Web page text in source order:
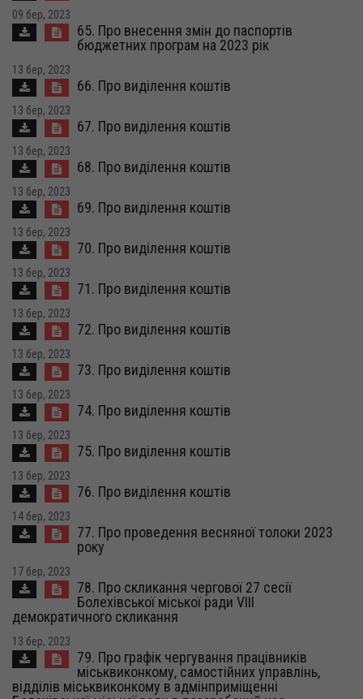
09 бер, 2023
65. Про внесення змін до паспортів
бюджетних програм на 2023 рік
13 бер, 2023
66. Про виділення коштів
13 бер, 2023
67. Про виділення коштів
13 бер, 2023
68. Про виділення коштів
13 бер, 2023
69. Про виділення коштів
13 бер, 2023
70. Про виділення коштів
13 бер, 2023
71. Про виділення коштів
13 бер, 2023
72. Про виділення коштів
13 бер, 2023
73. Про виділення коштів
13 бер, 2023
74. Про виділення коштів
13 бер, 2023
75. Про виділення коштів
13 бер, 2023
76. Про виділення коштів
14 бер, 2023
77. Про проведення весняної толоки 2023
року
17 бер, 2023
78. Про скликання чергової 27 сесії
Болехівської міської ради VІІI
демократичного скликання
13 бер, 2023
79. Про графік чергування працівників
міськвиконкому, самостійних управлінь,
відділів міськвиконкому в адмінприміщенні